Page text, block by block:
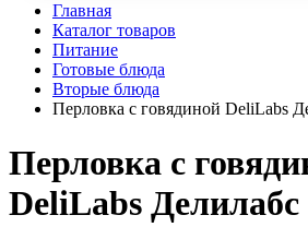
Главная
Каталог товаров
Питание
Готовые блюда
Вторые блюда
Перловка с говядиной DeliLabs
Перловка с
DeliLabs Делилабс